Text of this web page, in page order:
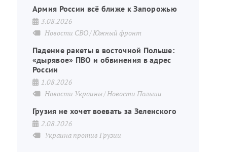
Армия России всё ближе к Запорожью
3.08.2026
Новости СВО Южный фронт
Падение ракеты в восточной Польше:
«дырявое» ПВО и обвинения в адрес
России
1.08.2026
Новости Украины Новости Польши
Грузия не хочет воевать за Зеленского
2.08.2026
Украина против Грузии